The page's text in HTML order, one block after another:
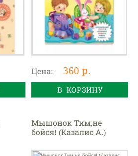
Цена: 360 р.
В КОРЗИНУ
Мышонок Тим,не
бойся! (Казалис А.)